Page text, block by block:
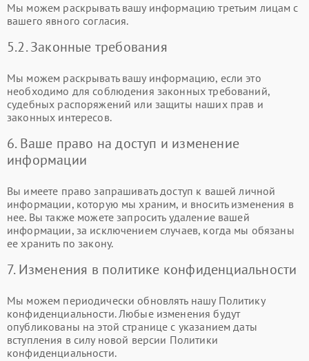
Мы можем раскрывать вашу информацию третьим лицам с
вашего явного согласия.
5.2. Законные требования
Мы можем раскрывать вашу информацию, если это
необходимо для соблюдения законных требований,
судебных распоряжений или защиты наших прав и
законных интересов.
6. Ваше право на доступ и изменение
информации
Вы имеете право запрашивать доступ к вашей личной
информации, которую мы храним, и вносить изменения в
нее. Вы также можете запросить удаление вашей
информации, за исключением случаев, когда мы обязаны
ее хранить по закону.
7. Изменения в политике конфиденциальности
Мы можем периодически обновлять нашу Политику
конфиденциальности. Любые изменения будут
опубликованы на этой странице с указанием даты
вступления в силу новой версии Политики
конфиденциальности.